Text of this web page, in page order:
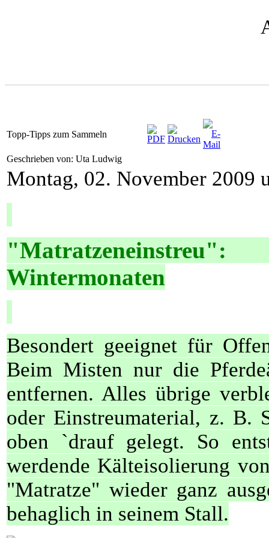
Topp-Tipps zum Sammeln
Geschrieben von: Uta Ludwig
Montag, 02. November 2009
Wintermonaten
Besondert geeignet für
Beim Misten nur die
entfernen. Alles übrige
oder Einstreumaterial, z. B.
oben `drauf gelegt. So
werdende Kälteisolierung
"Matratze" wieder ganz
behaglich in seinem Stall.